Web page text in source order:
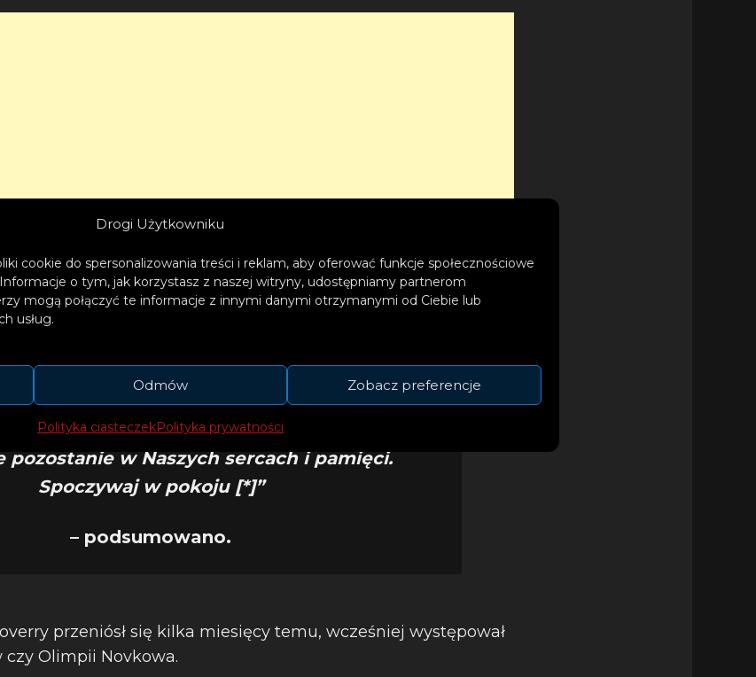
Drogi Użytkowniku
cookie do spersonalizowania treści i reklam, aby oferować funkcje społecznościowe
o tym, jak korzystasz z naszej witryny, udostępniamy partnerom
mogą połączyć te informacje z innymi danymi otrzymanymi od Ciebie lub
usług.
Odmów Zobacz preferencje
Polityka ciasteczekPolityka prywatności
razem z rodziną i najbliższymi Frania i w
im najszczersze kondolencje. Franiu
pozostanie w Naszych sercach i pamięci.
Spoczywaj w pokoju [*]”
– podsumowano.
przeniósł się kilka miesięcy temu, wcześniej występował
czy Olimpii Novkowa.